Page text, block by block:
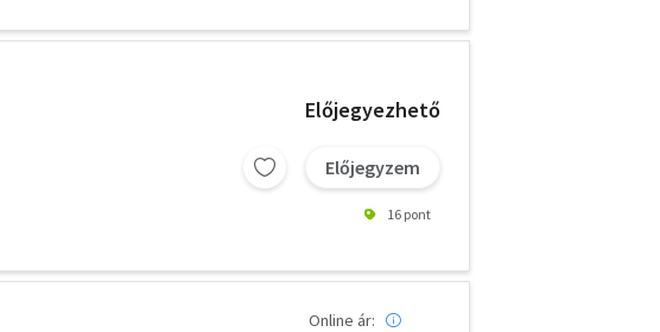
Előjegyezhető
Előjegyzem
16 pont
Online ár: